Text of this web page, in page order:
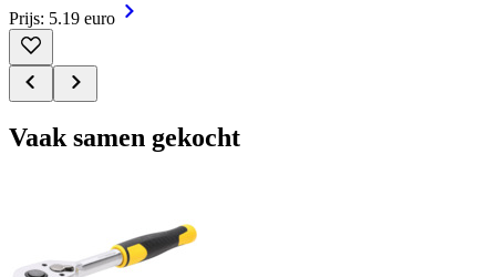
Prijs: 5.19 euro
Vaak samen gekocht